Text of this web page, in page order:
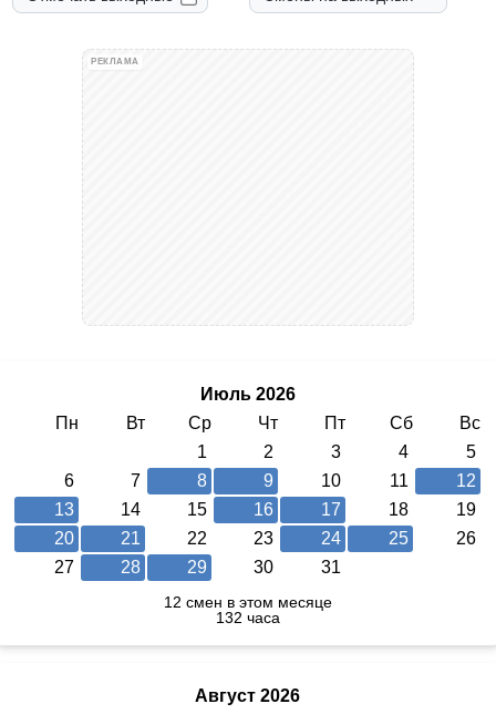
РЕКЛАМА
Июль 2026
Пн
Вт Ср Чт Пт Сб
Вс
1
2 3 4
5
6
7 8 9 10 11
12
13
14 15 16 17 18
19
20
21 22 23 24 25
26
27
28 29 30 31
12 смен в этом месяце
132 часа
Август 2026